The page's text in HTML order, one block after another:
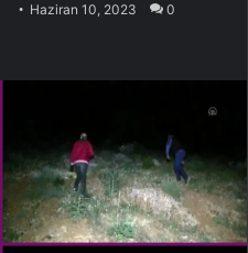
Haziran 10, 2023 0